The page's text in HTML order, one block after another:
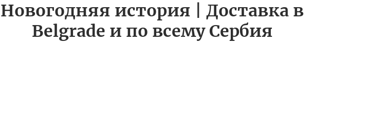
Новогодняя история | Доставка в
Belgrade и по всему Сербия